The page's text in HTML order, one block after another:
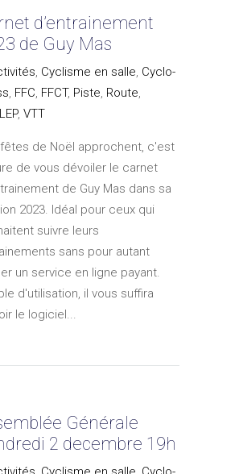
d’entrainement
de Guy Mas
Cyclisme en salle Cyclo-
FFC FFCT, Piste Route
, VTT
de Noël approchent, c'est
de vous dévoiler le carnet
de Guy Mas dans sa
2023. Idéal pour ceux qui
suivre leurs
sans pour autant
un service en ligne payant.
d'utilisation, il vous suffira
le logiciel...
Générale
2 decembre 19h